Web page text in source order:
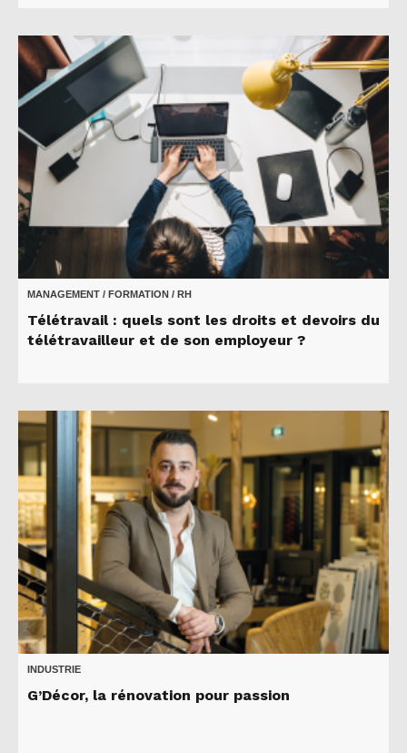
MANAGEMENT / FORMATION / RH
Télétravail : quels sont les droits et devoirs du
télétravailleur et de son employeur ?
INDUSTRIE
G’Décor, la rénovation pour passion